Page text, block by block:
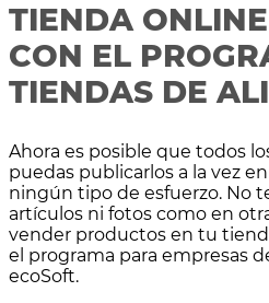
TIENDA
CON EL
TIENDAS DE
Ahora es posible que todos
puedas publicarlos a la vez
ningún tipo de esfuerzo. No
artículos ni fotos como en
vender productos en tu
el programa para empresas
ecoSoft.